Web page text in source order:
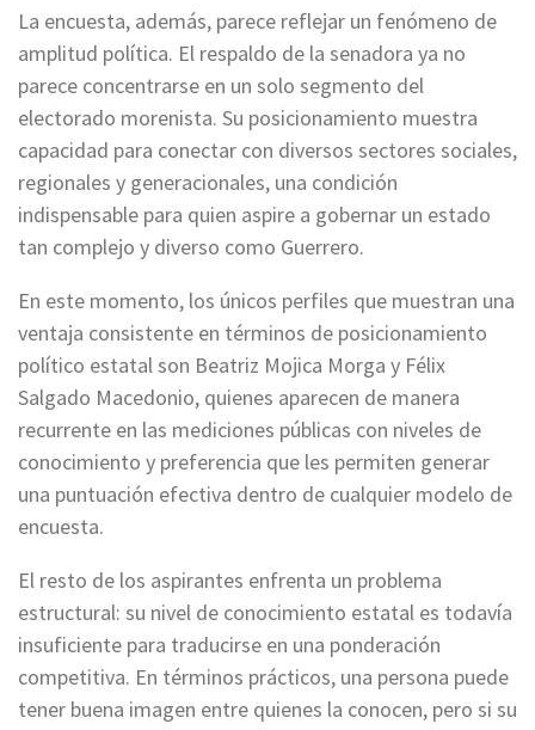
La encuesta, además, parece reflejar un fenómeno de
amplitud política. El respaldo de la senadora ya no
parece concentrarse en un solo segmento del
electorado morenista. Su posicionamiento muestra
capacidad para conectar con diversos sectores sociales,
regionales y generacionales, una condición
indispensable para quien aspire a gobernar un estado
tan complejo y diverso como Guerrero.
En este momento, los únicos perfiles que muestran una
ventaja consistente en términos de posicionamiento
político estatal son Beatriz Mojica Morga y Félix
Salgado Macedonio, quienes aparecen de manera
recurrente en las mediciones públicas con niveles de
conocimiento y preferencia que les permiten generar
una puntuación efectiva dentro de cualquier modelo de
encuesta.
El resto de los aspirantes enfrenta un problema
estructural: su nivel de conocimiento estatal es todavía
insuficiente para traducirse en una ponderación
competitiva. En términos prácticos, una persona puede
tener buena imagen entre quienes la conocen, pero si su